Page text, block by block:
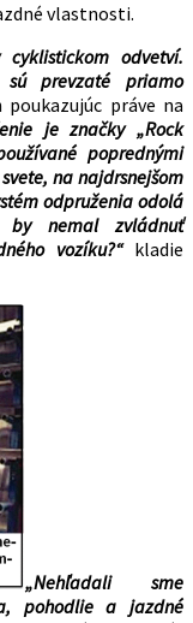
vlastnosti.
odvetví.
prevzaté priamo
práve na
je značky „Rock
poprednými
na najdrsnejšom
odpruženia odolá
by nemal zvládnuť
vozíku?“kladie
„Nehľadali sme
pohodlie a jazdné